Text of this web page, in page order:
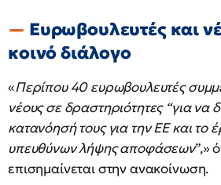
Ευρωβουλευτές και
κοινό διάλογο
«Περίπου 40 ευρωβουλευτές
νέους σε δραστηριότητες “για να
κατανόησή τους για την ΕΕ και το
υπευθύνων λήψης αποφάσεων”,»
επισημαίνεται στην ανακοίνωση.